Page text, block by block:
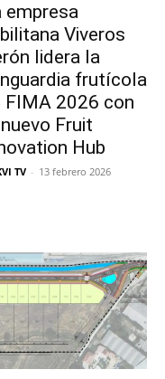
empresa
Viveros
lidera la
frutícola
FIMA 2026 con
Fruit
Hub
TV - 13 febrero 2026